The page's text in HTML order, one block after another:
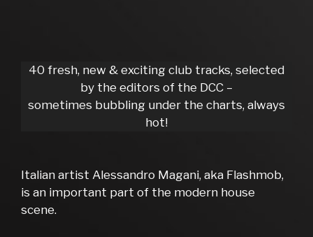
40 fresh, new & exciting club tracks, selected
by the editors of the DCC –
sometimes bubbling under the charts, always
hot!
Italian artist Alessandro Magani, aka Flashmob,
is an important part of the modern house
scene.